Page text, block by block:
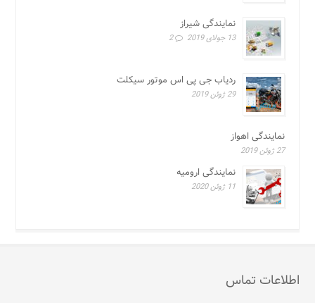
نمایندگی شیراز
13 جولای 2019 2
ردیاب جی پی اس موتور سیکلت
29 ژوئن 2019
نمایندگی اهواز
27 ژوئن 2019
نمایندگی ارومیه
11 ژوئن 2020
اطلاعات تماس